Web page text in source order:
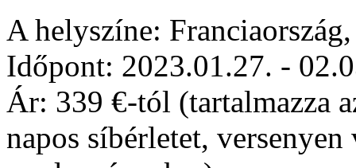
A helyszíne:
Időpont: 2023.01.27. -
Ár: 339 €-tól (tartalmazza
napos síbérletet,